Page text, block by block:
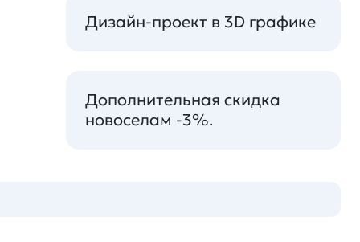
Дизайн-проект в 3D графике
Дополнительная скидка
новоселам -3%.